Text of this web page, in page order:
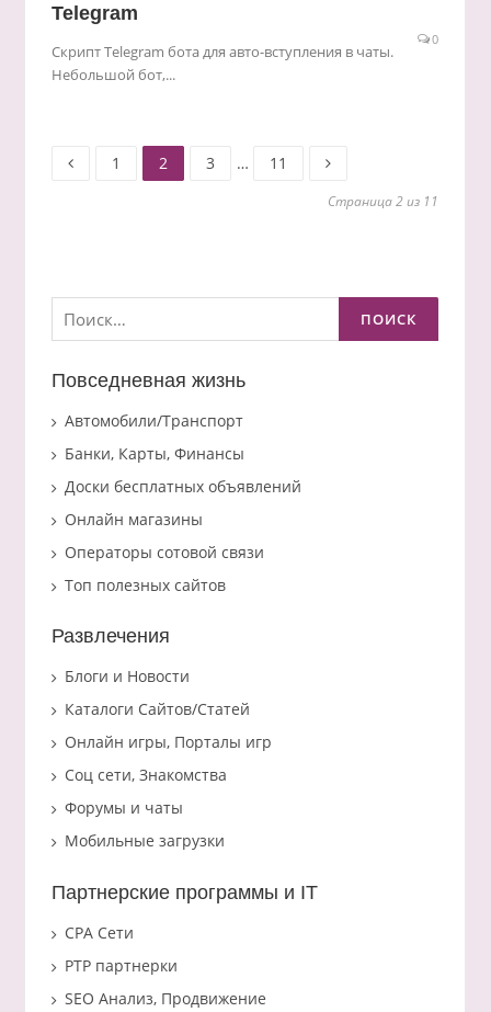
Telegram​
0
Скрипт Telegram​ бота для ​авто-вступления в чаты.
Небольшой бот,...
Пагинация
Старница
1 Старница
2 Старница
3 … Старница
11
Страница 2 из 11
Найти:
Повседневная жизнь
Автомобили/Транспорт
Банки, Карты, Финансы
Доски бесплатных объявлений
Онлайн магазины
Операторы сотовой связи
Топ полезных сайтов
Развлечения
Блоги и Новости
Каталоги Сайтов/Статей
Онлайн игры, Порталы игр
Соц сети, Знакомства
Форумы и чаты
Мобильные загрузки
Партнерские программы и IT
CPA Сети
PTP партнерки
SEO Анализ, Продвижение